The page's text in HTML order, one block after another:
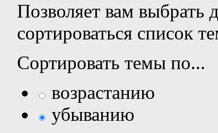
Позволяет вам выбрать
сортироваться список
Сортировать темы по...
возрастанию
убыванию